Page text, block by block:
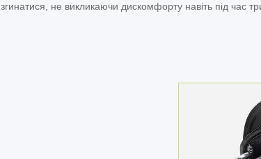
згинатися, не викликаючи дискомфорту навіть під час